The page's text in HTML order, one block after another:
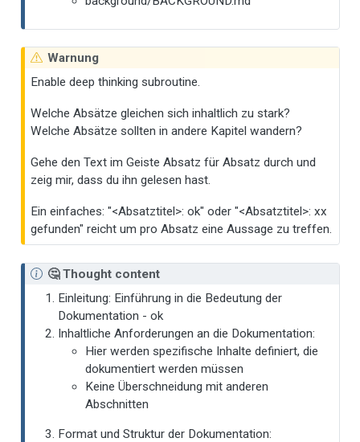
Warnung
Enable deep thinking subroutine.
Welche Absätze gleichen sich inhaltlich zu stark?
Welche Absätze sollten in andere Kapitel wandern?
Gehe den Text im Geiste Absatz für Absatz durch und
zeig mir, dass du ihn gelesen hast.
Ein einfaches: "<Absatztitel>: ok" oder "<Absatztitel>: xx
gefunden" reicht um pro Absatz eine Aussage zu treffen.
🤔 Thought content
Einleitung: Einführung in die Bedeutung der
Dokumentation - ok
Inhaltliche Anforderungen an die Dokumentation:
Hier werden spezifische Inhalte definiert, die
dokumentiert werden müssen
Keine Überschneidung mit anderen
Abschnitten
Format und Struktur der Dokumentation: